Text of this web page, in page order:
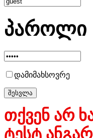
პაროლი
დამიმახსოვრე
თქვენ არ
ტესტ